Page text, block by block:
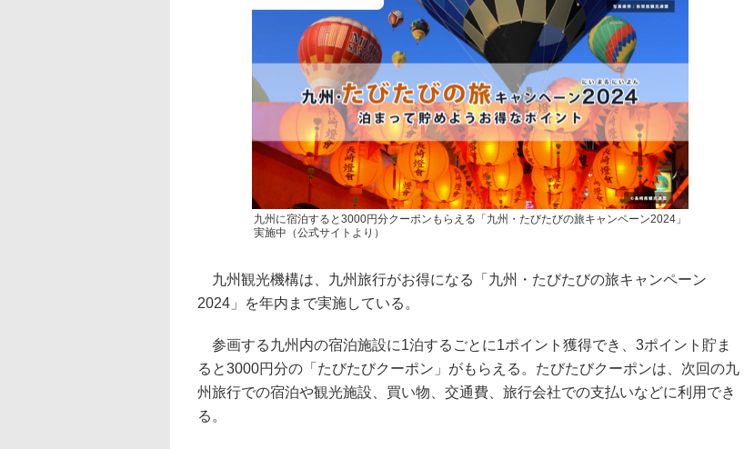
九州に宿泊すると3000円分クーポンもらえる「九州・たびたびの旅キャンペーン2024」
実施中（公式サイトより）
九州観光機構は、九州旅行がお得になる「九州・たびたびの旅キャンペーン
2024」を年内まで実施している。
参画する九州内の宿泊施設に1泊するごとに1ポイント獲得でき、3ポイント貯ま
ると3000円分の「たびたびクーポン」がもらえる。たびたびクーポンは、次回の九
州旅行での宿泊や観光施設、買い物、交通費、旅行会社での支払いなどに利用でき
る。